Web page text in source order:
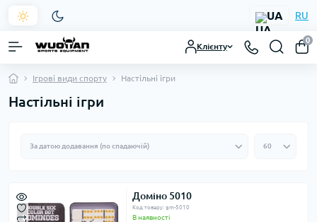
UA RU
Клієнту
0
Ігрові види спорту Настільні ігри
Настільні ігри
Доміно 5010
Код товару: gm-5010
В наявності